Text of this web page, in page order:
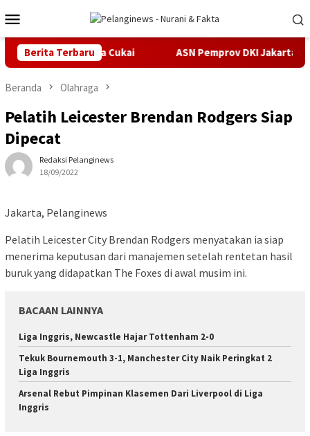
ke
kontenMobile
Berita Terbaru
Pidana Cukai ASN Pemprov DKI Jakarta
Beranda Olahraga
Pelatih Leicester Brendan Rodgers Siap
Dipecat
Redaksi Pelanginews
18/09/2022
Jakarta, Pelanginews
Pelatih Leicester City Brendan Rodgers menyatakan ia siap
menerima keputusan dari manajemen setelah rentetan hasil
buruk yang didapatkan The Foxes di awal musim ini.
BACAAN LAINNYA
Liga Inggris, Newcastle Hajar Tottenham 2-0
Tekuk Bournemouth 3-1, Manchester City Naik Peringkat 2
Liga Inggris
Arsenal Rebut Pimpinan Klasemen Dari Liverpool di Liga
Inggris